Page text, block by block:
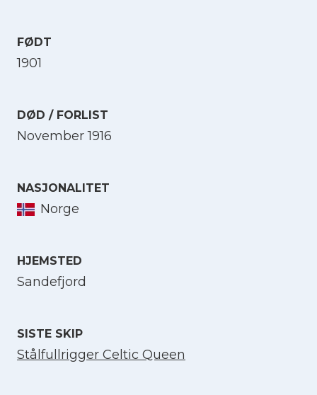
FØDT
1901
DØD / FORLIST
November 1916
NASJONALITET
Norge
HJEMSTED
Sandefjord
SISTE SKIP
Stålfullrigger Celtic Queen
Velg språk
Norsk bokmål